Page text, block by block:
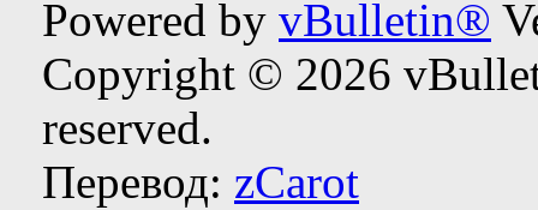
Powered by vBulletin®
Copyright © 2026
reserved.
Перевод: zCarot